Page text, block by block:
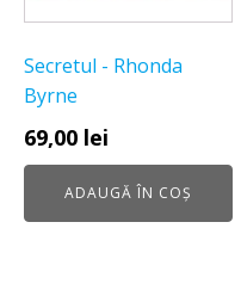
Secretul - Rhonda
Byrne
69,00 lei
ADAUGĂ ÎN COȘ